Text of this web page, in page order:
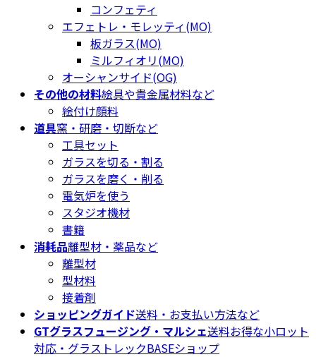
コンフェティ
エフェトレ・モレッティ(MO)
板ガラス(MO)
ミルフィオリ(MO)
オーシャンサイド(OG)
その他の材料絵具や貴金属材料など
絵付け顔料
道具窯・研磨・切断など
工具セット
ガラスを切る・割る
ガラスを磨く・削る
電気炉を使う
スタジオ機材
書籍
消耗品離型材・薬品など
離型材
型材料
接着剤
ショッピングガイド送料・お支払い方法など
GTグラスフュージング・マルシェ送料お得な小ロット
対応・グラストレックBASEショップ